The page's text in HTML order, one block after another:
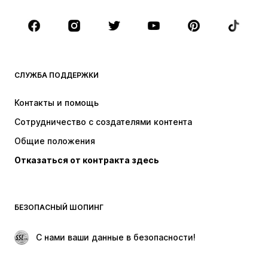
Аксессуары
Премиум
НОВИНКИ
Куртки
Белье
Пальто
Юбки
Поводы
ЭКСКЛЮЗИВ
СЛУЖБА ПОДДЕРЖКИ
Контакты и помощь
Сотрудничество с создателями контента
Общие положения
Отказаться от контракта здесь
БЕЗОПАСНЫЙ ШОПИНГ
С нами ваши данные в безопасности!